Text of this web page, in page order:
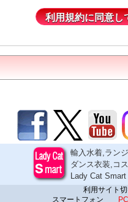
輸入水着,ラン
ダンス衣装,コ
Lady Cat
利用サイト
スマートフォン
PC